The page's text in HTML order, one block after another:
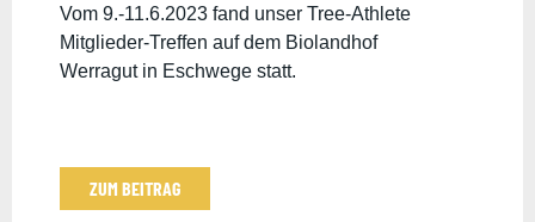
Vom 9.-11.6.2023 fand unser Tree-Athlete
Mitglieder-Treffen auf dem Biolandhof
Werragut in Eschwege statt.
ZUM BEITRAG